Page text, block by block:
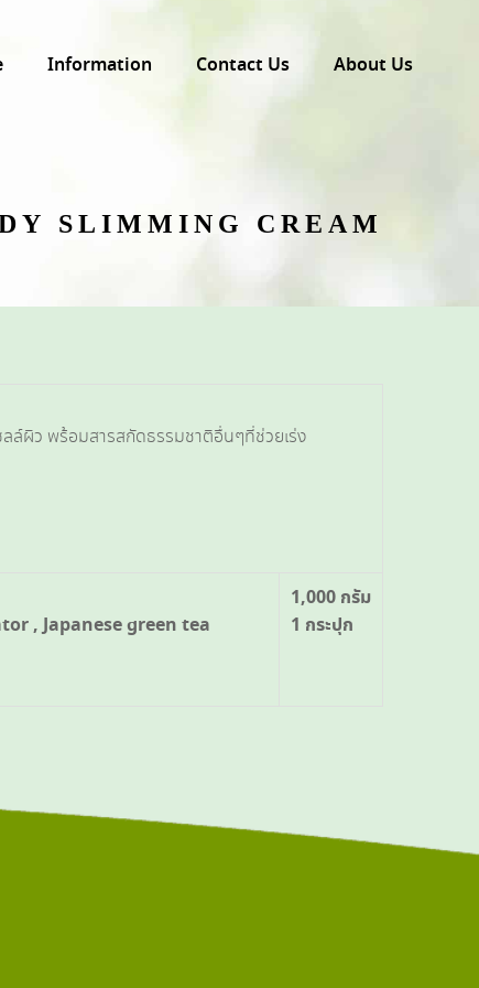
Information Contact Us About Us
SLIMMING CREAM
ล์ผิว พร้อมสารสกัดธรรมชาติอื่นๆที่ช่วยเร่ง
, Japanese green tea
1,000 กรัม
1 กระปุก